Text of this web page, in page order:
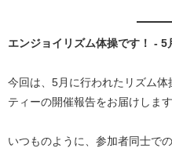
エンジョイリズム体操です！ - 5
今回は、5月に行われたリズム
ティーの開催報告をお届けします
いつものように、参加者同士で